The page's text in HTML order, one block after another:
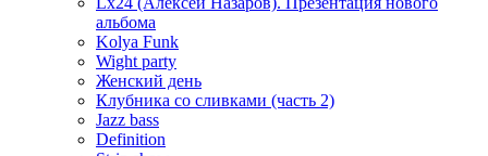
альбома
Kolya Funk
Wight party
Женский день
Клубника со сливками (часть 2)
Jazz bass
Definition